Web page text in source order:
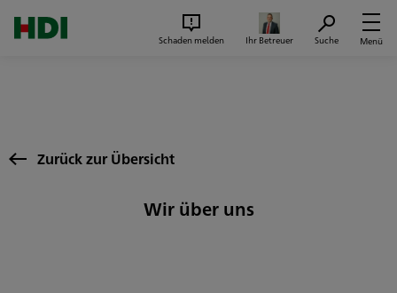
Schaden melden Ihr Betreuer Suche Menü
Zurück zur Übersicht
Wir über uns